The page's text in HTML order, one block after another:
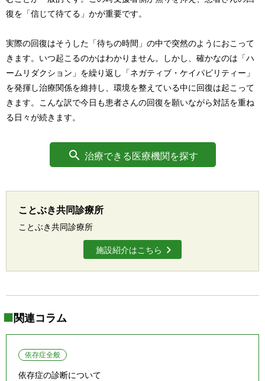
復を「信じて待てる」かが重要です。
実際の回復はそうした「待ちの時間」の中で突然のようにおこって
きます。いつ起こるのかはわかりません。しかし、確かなのは「ハ
ームリダクション」を繰り返し「ネガティブ・ケイパビリティー」
を発揮し治療関係を維持し、環境を整えている中に回復は起こって
きます。こんな訳で今日も患者さんの回復を願いながら対話を重ね
る日々が続きます。
治療できる医療機関を探す
ことぶき共同診療所
ことぶき共同診療所
施設紹介はこちら
関連コラム
依存症全般
依存症の診断について